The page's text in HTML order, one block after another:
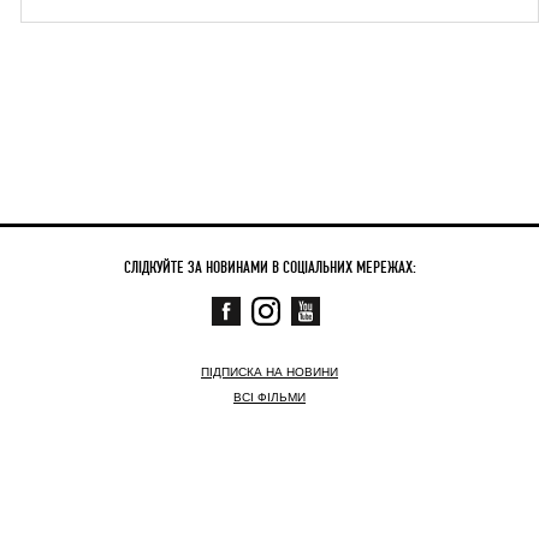
СЛІДКУЙТЕ ЗА НОВИНАМИ В СОЦІАЛЬНИХ МЕРЕЖАХ:
ПІДПИСКА НА НОВИНИ
ВСІ ФІЛЬМИ